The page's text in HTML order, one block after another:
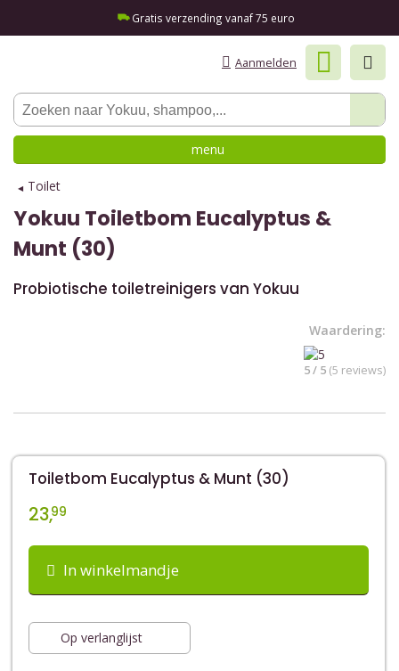
Gratis verzending vanaf 75 euro
Aanmelden
menu
Toilet
Yokuu Toiletbom Eucalyptus &
Munt (30)
Probiotische toiletreinigers van Yokuu
Waardering:
5 / 5 (5 reviews)
Toiletbom Eucalyptus & Munt (30)
23,99
In winkelmandje
Op verlanglijst